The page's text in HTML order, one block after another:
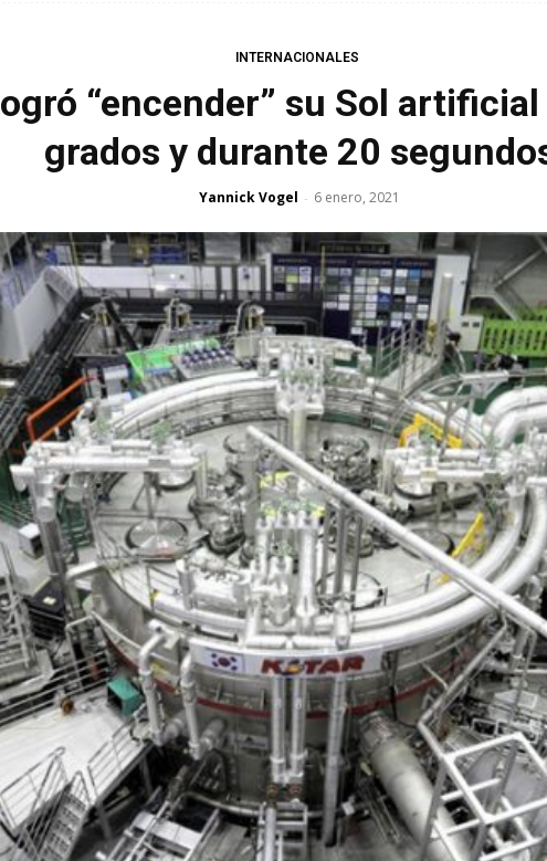
INTERNACIONALES
“encender” su Sol
grados y durante 20
Yannick Vogel - 6 enero, 2021